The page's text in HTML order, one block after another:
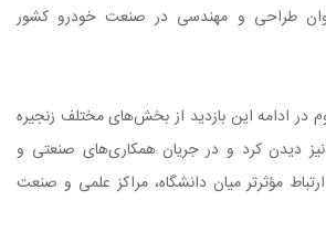
طراحی و مهندسی در صنعت خودرو کشور
در ادامه این بازدید از بخش‌های مختلف زنجیره
دیدن کرد و در جریان همکاری‌های صنعتی و
مؤثرتر میان دانشگاه، مراکز علمی و صنعت